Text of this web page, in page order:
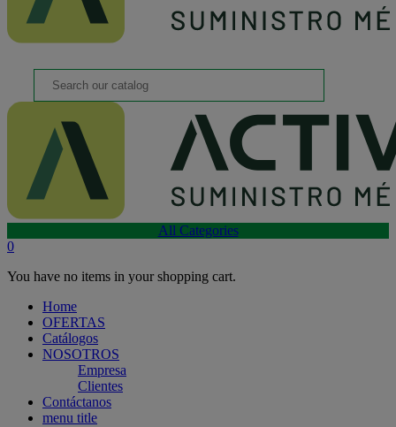
All Categories
0
You have no items in your shopping cart.
Home
OFERTAS
Catálogos
NOSOTROS
Empresa
Clientes
Contáctanos
menu title